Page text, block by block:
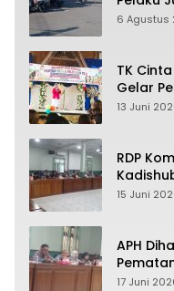
6 Agustus
TK
Gelar
13 Juni
RDP
Alasan
15 Juni
APH
17 Juni